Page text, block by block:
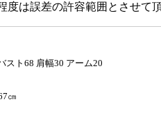
度は誤差の許容範囲とさせて
スト68 肩幅30 アーム20
㎝